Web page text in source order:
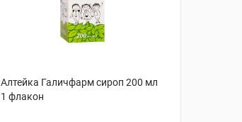
Алтейка Галичфарм сироп 200 мл
1 флакон